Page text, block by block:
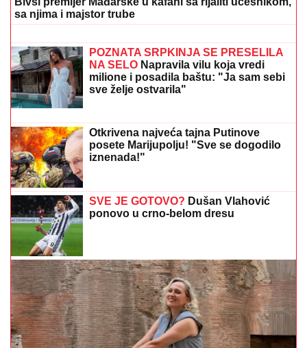
PEVAČICA SPAKOVALA KOFERE I
OTIŠLA IZ BEOGRADA
papreno: "Sa 34 godine zavolela
pesak"
(VIDEO) "IZGLEDAM KAO TELE"Asmina prozivali
zbog kilaže, on se sada snimio i šokirao: Maja ga
momentalno prekorila
(PAPARACO) ĐINA DŽINOVIĆ U
CRNOJ GORIEvo kako izgleda bez
filtera: U haljini do poda sa golim
leđima, mnogi je nisu prepoznali
"Ne treba tašta ništa": Suzana Mančić
otkrila sve o TEODORINOM